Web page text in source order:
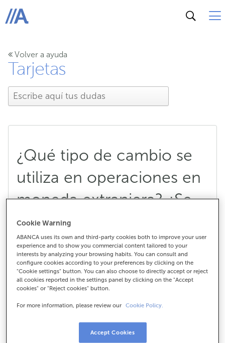
ABANCA
Volver a ayuda
Tarjetas
¿Qué tipo de cambio se
utiliza en operaciones en
moneda extranjera? ¿Se
aplica alguna comisión?
¿Qué tipo de cambio se utiliza en
operaciones en moneda extranjera? ¿Se
aplica alguna comisión?
Cuando haces una compra con tu tarjeta o sacas
se hace una conversión del valor de la moneda de la
Cookie Warning
ABANCA uses its own and third-party cookies both to improve your user
experience and to show you commercial content tailored to your
interests by analyzing your browsing habits. You can consult and
configure cookies according to your preferences by clicking on the
"Cookie settings" button. You can also choose to directly accept or reject
all cookies reported in the settings panel by clicking on the "Accept
cookies" or "Reject cookies" button.
For more information, please review our Cookie Policy.
Accept Cookies